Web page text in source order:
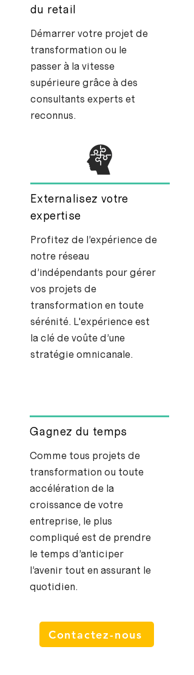
du retail
Démarrer votre projet de
transformation ou le
passer à la vitesse
supérieure grâce à des
consultants experts et
reconnus.
Externalisez votre
expertise
Profitez de l’expérience de
notre réseau
d’indépendants pour gérer
vos projets de
transformation en toute
sérénité. L'expérience est
la clé de voûte d’une
stratégie omnicanale.
Gagnez du temps
Comme tous projets de
transformation ou toute
accélération de la
croissance de votre
entreprise, le plus
compliqué est de prendre
le temps d’anticiper
l’avenir tout en assurant le
quotidien.
Contactez-nous